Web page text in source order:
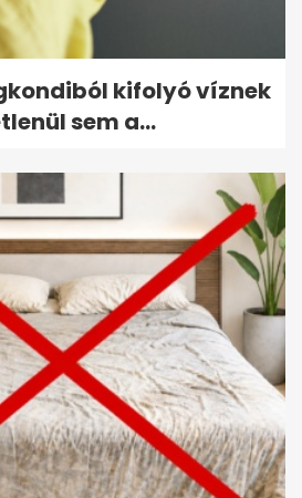
kifolyó víznek
sem a...